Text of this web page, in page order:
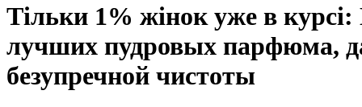
Тільки 1% жінок уже в
лучших пудровых парфюма,
безупречной чистоты